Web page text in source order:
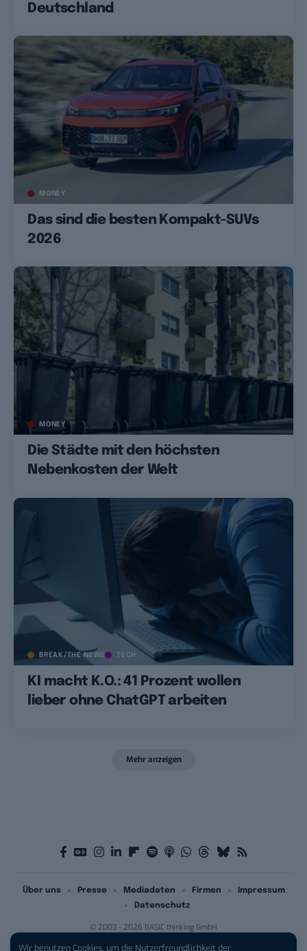
Wir benutzen Cookies, um die Nutzerfreundlichkeit der
Deutschland
MONEY
Das sind die besten Kompakt-SUVs
2026
MONEY
Die Städte mit den höchsten
Nebenkosten der Welt
BREAK/THE NEWS TECH
KI macht K.O.: 41 Prozent wollen
lieber ohne ChatGPT arbeiten
Mehr anzeigen
© 2003 - 2026 BASIC thinking GmbH
Über uns Presse Mediadaten Firmen
Impressum
Datenschutz